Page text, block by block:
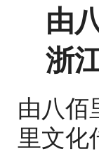
由
浙
由八佰
里文化